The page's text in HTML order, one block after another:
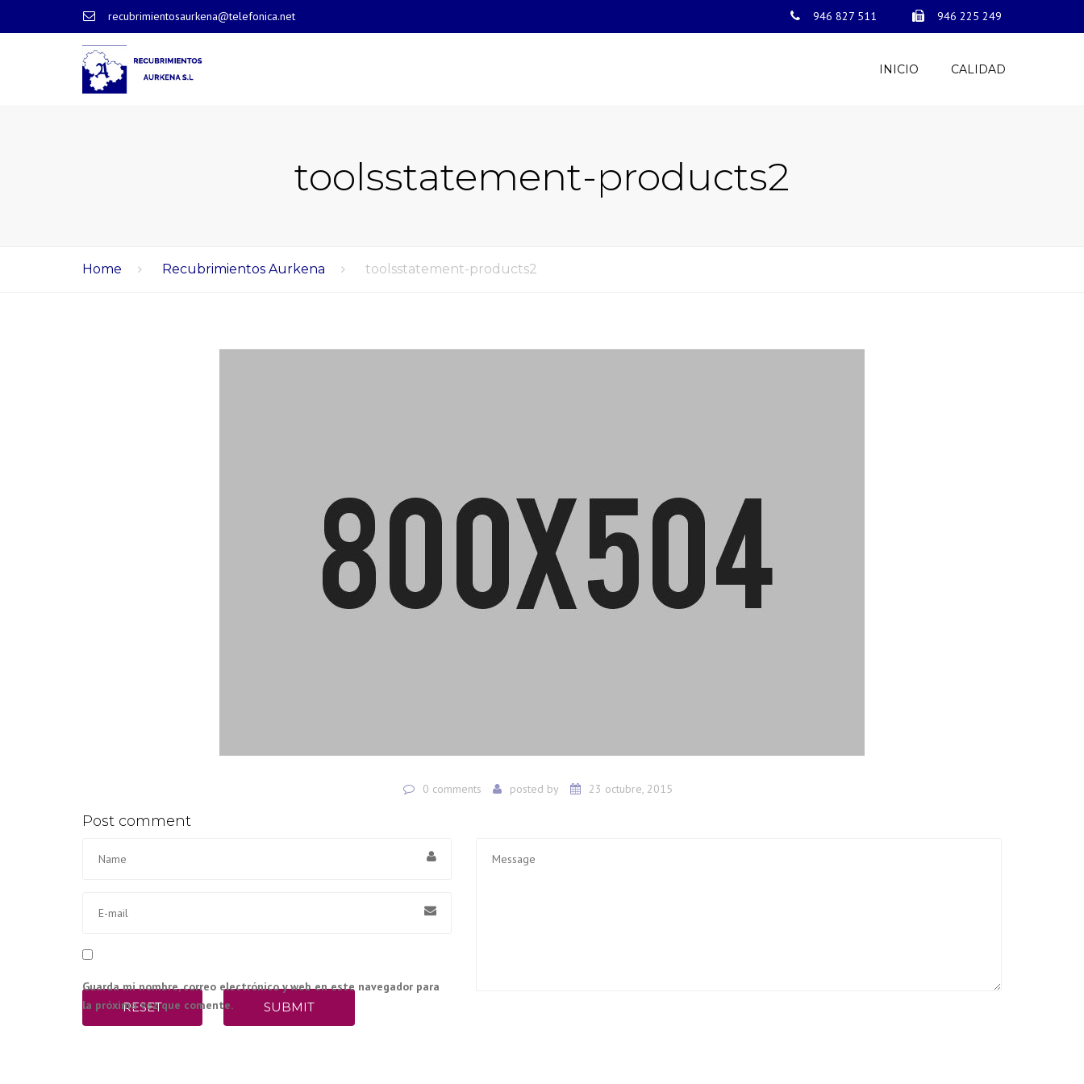
recubrimientosaurkena@telefonica.net 946 827 511 946 225 249
×
INICIO CALIDAD
toolsstatement-products2
Home Recubrimientos Aurkena toolsstatement-products2
0 comments posted by 23 octubre, 2015
Post comment
Guarda mi nombre, correo electrónico y web en este navegador para
la próxima vez que comente.
RESET SUBMIT